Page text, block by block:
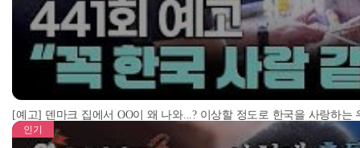
[예고] 덴마크 집에서 OO이 왜 나와...? 이상할 정도로 한국을 사랑하는
인기